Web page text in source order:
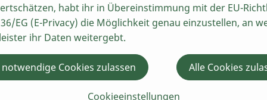
mit Pellkartoffeln
habt ihr in Übereinstimmung mit der EU-
EG (E-Privacy) die Möglichkeit genau einzustellen, an
ihr Daten weitergebt.
Cookieeinstellungen
Cookies zulassen Alle Cookies